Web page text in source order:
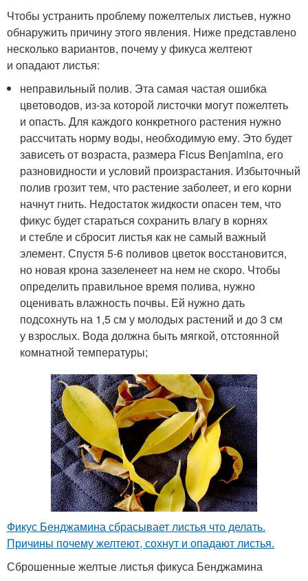
Чтобы устранить проблему пожелтелых листьев, нужно
обнаружить причину этого явления. Ниже представлено
несколько вариантов, почему у фикуса желтеют
и опадают листья:
неправильный полив. Эта самая частая ошибка
цветоводов, из-за которой листочки могут пожелтеть
и опасть. Для каждого конкретного растения нужно
рассчитать норму воды, необходимую ему. Это будет
зависеть от возраста, размера Ficus Benjamina, его
разновидности и условий произрастания. Избыточный
полив грозит тем, что растение заболеет, и его корни
начнут гнить. Недостаток жидкости опасен тем, что
фикус будет стараться сохранить влагу в корнях
и стебле и сбросит листья как не самый важный
элемент. Спустя 5-6 поливов цветок восстановится,
но новая крона зазеленеет на нем не скоро. Чтобы
определить правильное время полива, нужно
оценивать влажность почвы. Ей нужно дать
подсохнуть на 1,5 см у молодых растений и до 3 см
у взрослых. Вода должна быть мягкой, отстоянной
комнатной температуры;
Фикус Бенджамина сбрасывает листья что делать.
Причины почему желтеют, сохнут и опадают листья.
Сброшенные желтые листья фикуса Бенджамина